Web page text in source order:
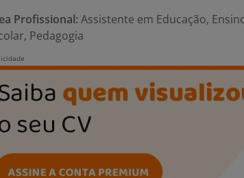
Profissional: Assistente em Educação,
Pedagogia